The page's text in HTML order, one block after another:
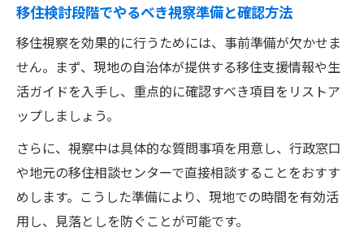
移住検討段階でやるべき視察準備と確認方法
移住視察を効果的に行うためには、事前準備が欠かせま
せん。まず、現地の自治体が提供する移住支援情報や生
活ガイドを入手し、重点的に確認すべき項目をリストア
ップしましょう。
さらに、視察中は具体的な質問事項を用意し、行政窓口
や地元の移住相談センターで直接相談することをおすす
めします。こうした準備により、現地での時間を有効活
用し、見落としを防ぐことが可能です。